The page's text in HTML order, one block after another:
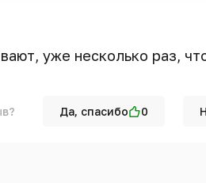
уже несколько раз,
Да, спасибо 0